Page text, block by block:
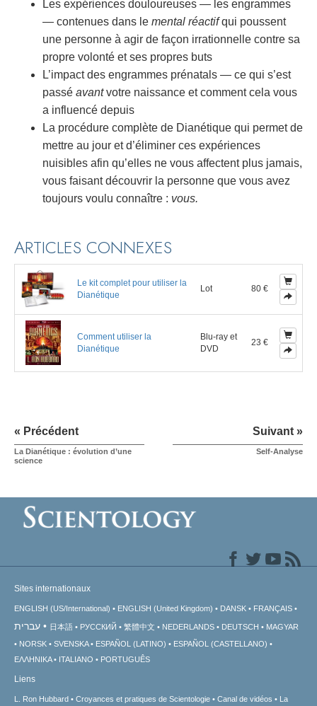
Les expériences douloureuses — les engrammes
— contenues dans le mental réactifqui poussent
une personne à agir de façon irrationnelle contre sa
propre volonté et ses propres buts
L’impact des engrammes prénatals — ce qui s’est
passé avantvotre naissance et comment cela vous
a influencé depuis
La procédure complète de Dianétique qui permet de
mettre au jour et d’éliminer ces expériences
nuisibles afin qu’elles ne vous affectent plus jamais,
vous faisant découvrir la personne que vous avez
toujours voulu connaître : vous.
ARTICLES CONNEXES
Le kit complet pour utiliser la
Dianétique
Lot 80 €
Comment utiliser la
Dianétique
Blu-ray et
DVD
23 €
« Précédent
La Dianétique : évolution d’une
science
Suivant »
Self-Analyse
Sites internationaux
ENGLISH (US/International) ENGLISH (United Kingdom) DANSK FRANÇAIS
עברית 日本語 РУССКИЙ 繁體中文 NEDERLANDS DEUTSCH
MAGYAR
NORSK
SVENSKA ESPAÑOL (LATINO)
ESPAÑOL (CASTELLANO)
ΕΛΛΗΝΙΚA
ITALIANO PORTUGUÊS
Liens
L. Ron Hubbard Croyances et pratiques de Scientologie Canal de vidéos La